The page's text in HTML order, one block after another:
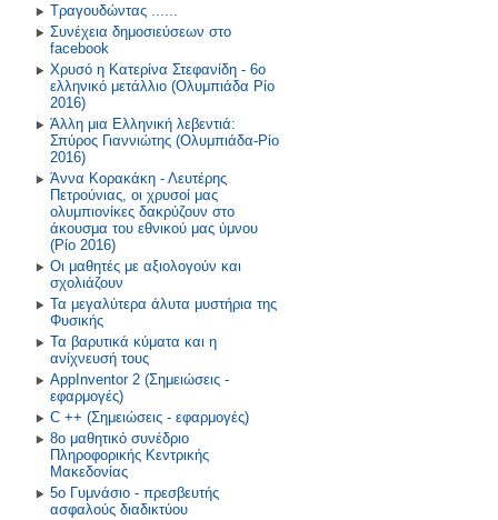
Τραγουδώντας ......
Συνέχεια δημοσιεύσεων στο
facebook
Χρυσό η Κατερίνα Στεφανίδη - 6ο
ελληνικό μετάλλιο (Ολυμπιάδα Ρίο
2016)
Άλλη μια Ελληνική λεβεντιά:
Σπύρος Γιαννιώτης (Ολυμπιάδα-Ρίο
2016)
Άννα Κορακάκη - Λευτέρης
Πετρούνιας, οι χρυσοί μας
ολυμπιονίκες δακρύζουν στο
άκουσμα του εθνικού μας ύμνου
(Ρίο 2016)
Οι μαθητές με αξιολογούν και
σχολιάζουν
Τα μεγαλύτερα άλυτα μυστήρια της
Φυσικής
Τα βαρυτικά κύματα και η
ανίχνευσή τους
AppInventor 2 (Σημειώσεις -
εφαρμογές)
C ++ (Σημειώσεις - εφαρμογές)
8ο μαθητικό συνέδριο
Πληροφορικής Κεντρικής
Μακεδονίας
5ο Γυμνάσιο - πρεσβευτής
ασφαλούς διαδικτύου